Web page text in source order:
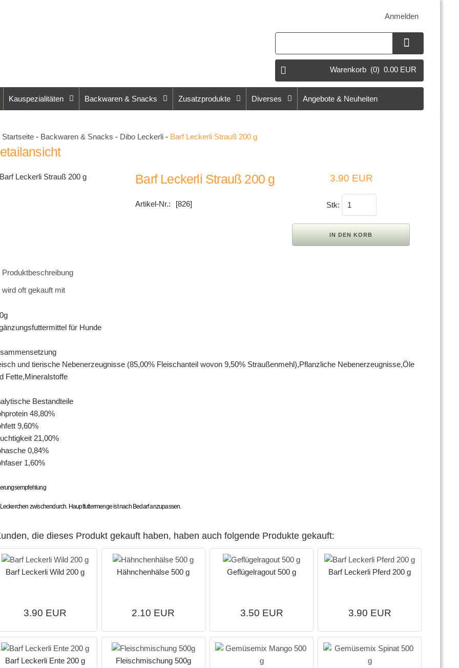
Anmelden
Warenkorb (0) 0.00 EUR
Kauspezialitäten Backwaren & Snacks Zusatzprodukte Diverses Angebote & Neuheiten
Startseite- Backwaren & Snacks - Dibo Leckerli- Barf Leckerli Strauß 200 g
Barf Leckerli Strauß 200 g
[826]
3.90 EUR
Stk:
Produktbeschreibung
wird oft gekauft mit
für Hunde
und tierische Nebenerzeugnisse (85,00% Fleischanteil wovon 9,50% Straußenmehl),Pflanzliche Nebenerzeugnisse,Öle
Fette,Mineralstoffe
Bestandteile
48,80%
9,60%
21,00%
0,84%
1,60%
zwischendurch. Hauptfuttermenge ist nach Bedarf anzupassen.
die dieses Produkt gekauft haben, haben auch folgende Produkte gekauft:
Barf Leckerli Wild 200 g
3.90 EUR
Hähnchenhälse 500 g
2.10 EUR
Geflügelragout 500 g
3.50 EUR
Barf Leckerli Pferd 200 g
3.90 EUR
Barf Leckerli Ente 200 g Fleischmischung 500g